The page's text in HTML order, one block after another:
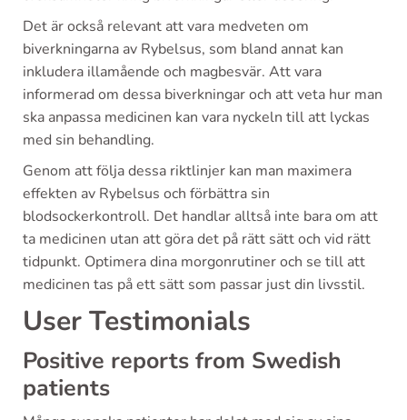
Det är också relevant att vara medveten om
biverkningarna av Rybelsus, som bland annat kan
inkludera illamående och magbesvär. Att vara
informerad om dessa biverkningar och att veta hur man
ska anpassa medicinen kan vara nyckeln till att lyckas
med sin behandling.
Genom att följa dessa riktlinjer kan man maximera
effekten av Rybelsus och förbättra sin
blodsockerkontroll. Det handlar alltså inte bara om att
ta medicinen utan att göra det på rätt sätt och vid rätt
tidpunkt. Optimera dina morgonrutiner och se till att
medicinen tas på ett sätt som passar just din livsstil.
User Testimonials
Positive reports from Swedish
patients